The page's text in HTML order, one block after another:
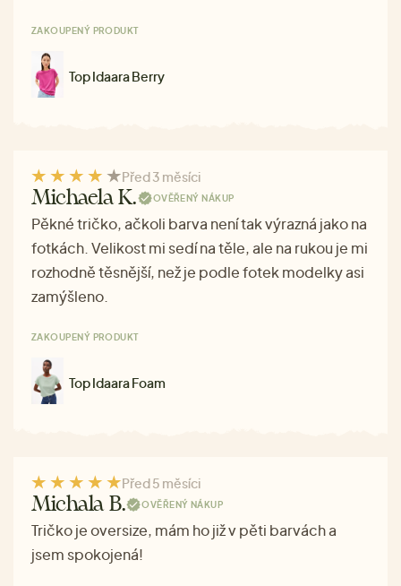
ZAKOUPENÝ PRODUKT
Top Idaara Berry
Před 3 měsíci
Michaela K. OVĚŘENÝ NÁKUP
Pěkné tričko, ačkoli barva není tak výrazná jako na
fotkách. Velikost mi sedí na těle, ale na rukou je mi
rozhodně těsnější, než je podle fotek modelky asi
zamýšleno.
ZAKOUPENÝ PRODUKT
Top Idaara Foam
Před 5 měsíci
Michala B. OVĚŘENÝ NÁKUP
Tričko je oversize, mám ho již v pěti barvách a
jsem spokojená!